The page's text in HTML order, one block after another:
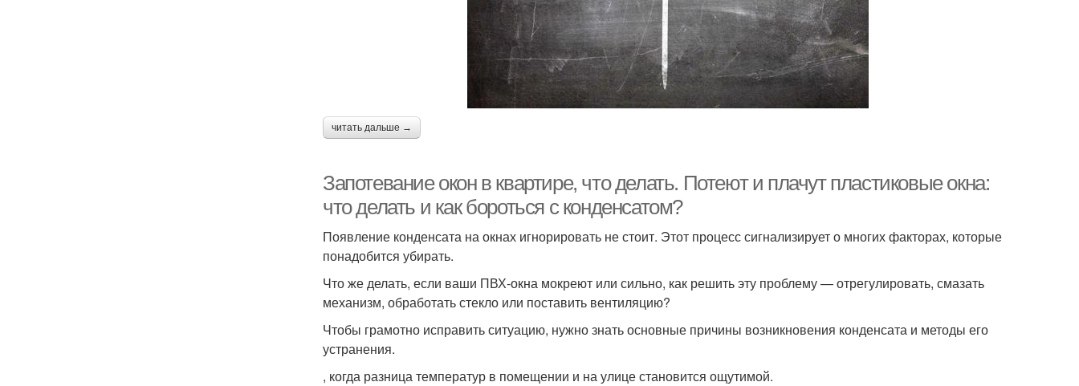
читать дальше →
Запотевание окон в квартире, что делать. Потеют и плачут пластиковые окна:
что делать и как бороться с конденсатом?
Появление конденсата на окнах игнорировать не стоит. Этот процесс сигнализирует о многих факторах, которые
понадобится убирать.
Что же делать, если ваши ПВХ-окна мокреют или сильно, как решить эту проблему — отрегулировать, смазать
механизм, обработать стекло или поставить вентиляцию?
Чтобы грамотно исправить ситуацию, нужно знать основные причины возникновения конденсата и методы его
устранения.
, когда разница температур в помещении и на улице становится ощутимой.